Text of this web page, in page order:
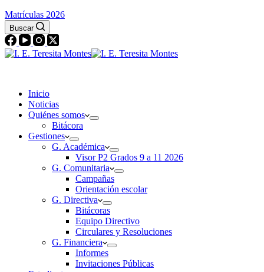
Matrículas 2026
Buscar
Inicio
Noticias
Quiénes somos
Bitácora
Gestiones
G. Académica
Visor P2 Grados 9 a 11 2026
G. Comunitaria
Campañas
Orientación escolar
G. Directiva
Bitácoras
Equipo Directivo
Circulares y Resoluciones
G. Financiera
Informes
Invitaciones Públicas